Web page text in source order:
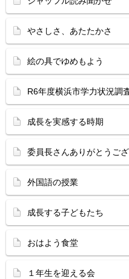
やさしさ、あたたかさ
絵の具でゆめもよう
R6年度横浜市学力状況調
成長を実感する時期
委員長さんありがとうご
外国語の授業
成長する子どもたち
おはよう食堂
１年生を迎える会